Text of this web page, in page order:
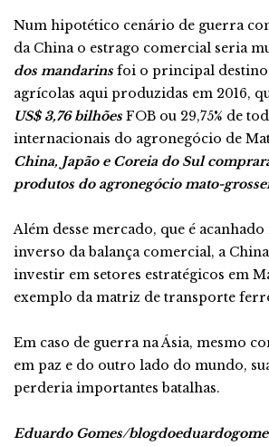
Num hipotético cenário de guerra
da China o estrago comercial seria
dos mandarins foi o principal
agrícolas aqui produzidas em 2016,
US$ 3,76 bilhões FOB ou 29,75% de
internacionais do agronegócio de
China, Japão e Coreia do Sul
produtos do agronegócio mato-
Além desse mercado, que é
inverso da balança comercial, a
investir em setores estratégicos em
exemplo da matriz de transporte
Em caso de guerra na Ásia, mesmo
em paz e do outro lado do mundo,
perderia importantes batalhas.
Eduardo Gomes/